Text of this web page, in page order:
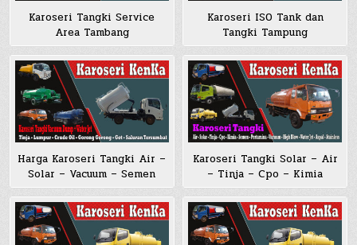
Karoseri Tangki Service
Area Tambang
Karoseri ISO Tank dan
Tangki Tampung
Harga Karoseri Tangki Air –
Solar – Vacuum – Semen
Karoseri Tangki Solar – Air
– Tinja – Cpo – Kimia